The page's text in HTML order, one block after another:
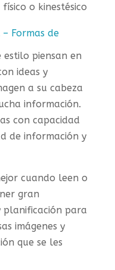
o kinestésico
Formas de
estilo piensan en
ideas y
a su cabeza
información.
con capacidad
de información y
cuando leen o
gran
planificación para
imágenes y
que se les